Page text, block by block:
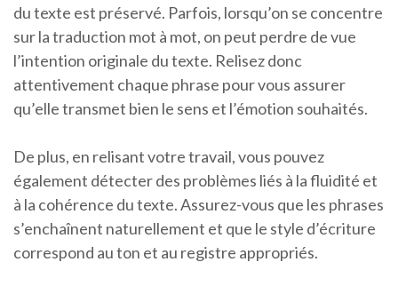
du texte est préservé. Parfois, lorsqu’on se concentre
sur la traduction mot à mot, on peut perdre de vue
l’intention originale du texte. Relisez donc
attentivement chaque phrase pour vous assurer
qu’elle transmet bien le sens et l’émotion souhaités.
De plus, en relisant votre travail, vous pouvez
également détecter des problèmes liés à la fluidité et
à la cohérence du texte. Assurez-vous que les phrases
s’enchaînent naturellement et que le style d’écriture
correspond au ton et au registre appropriés.